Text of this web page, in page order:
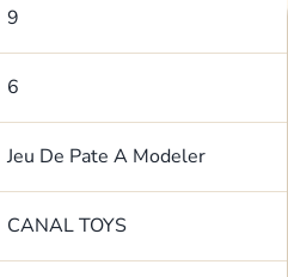
9
6
Jeu De Pate A Modeler
CANAL TOYS